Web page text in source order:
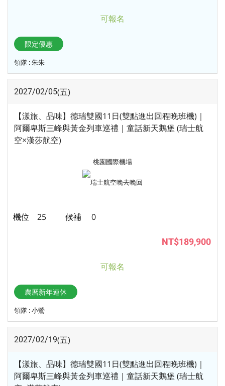
可報名
限定優惠
領隊 : 朱朱
2027/02/05(五)
【漾旅、品味】德瑞雙國11日(雙點進出回程晚班機)｜
阿爾卑斯三峰與黃金列車巡禮｜童話新天鵝堡 (瑞士航
空×漢莎航空)
桃園國際機場
瑞士航空晚去晚回
25 0
NT$189,900
可報名
農曆新年連休
領隊 : 小鶯
2027/02/19(五)
【漾旅、品味】德瑞雙國11日(雙點進出回程晚班機)｜
阿爾卑斯三峰與黃金列車巡禮｜童話新天鵝堡 (瑞士航